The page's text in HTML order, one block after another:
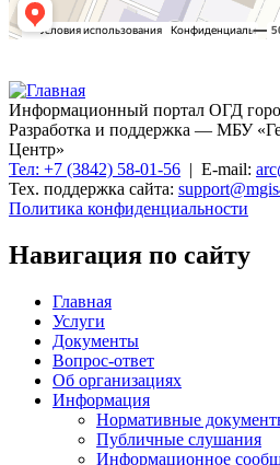
Информационный портал ОГД
Разработка и поддержка — МБУ
Центр»
Тел: +7 (3842) 58-01-56 | E-mail:
Тех. поддержка сайта:
Политика конфиденциальности
Навигация по сайту
Главная
Услуги
Документы
Вопрос-ответ
Об организациях
Информация
Нормативные
Публичные слушания
Информационное